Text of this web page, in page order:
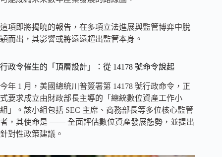
這項即將揭曉的報告，在多項立法進展與監管博弈中脫
穎而出，其影響或將遠遠超出監管本身。
行政令催生的「頂層設計」：從 14178 號命令說起
今年 1 月，美國總統川普簽署第 14178 號行政命令，正
式要求成立由財政部長主導的「總統數位資產工作小
組」。該小組包括 SEC 主席、商務部長等多位核心監管
者，其使命是 —— 全面評估數位資產發展態勢，並提出
針對性政策建議。